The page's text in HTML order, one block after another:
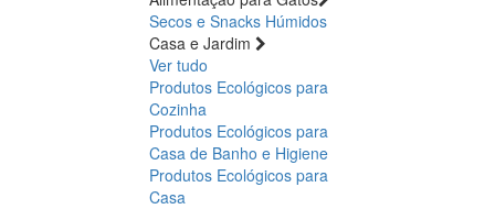
Secos e Snacks Húmidos
Casa e Jardim
Ver tudo
Produtos Ecológicos para
Cozinha
Produtos Ecológicos para
Casa de Banho e Higiene
Produtos Ecológicos para
Casa